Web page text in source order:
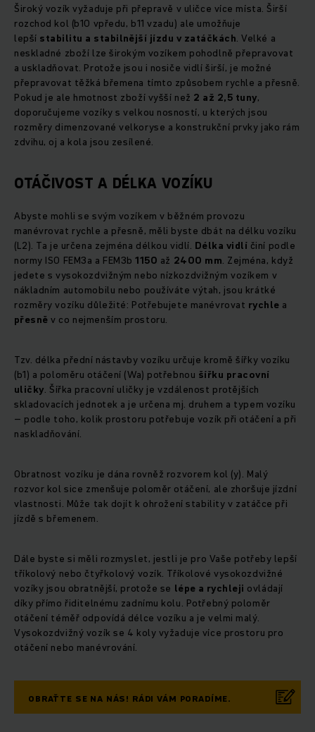
Široký vozík vyžaduje při přepravě v uličce více místa. Širší
rozchod kol (b10 vpředu, b11 vzadu) ale umožňuje
lepší stabilitu a stabilnější jízdu v zatáčkách. Velké a
neskladné zboží lze širokým vozíkem pohodlně přepravovat
a uskladňovat. Protože jsou i nosiče vidlí širší, je možné
přepravovat těžká břemena tímto způsobem rychle a přesně.
Pokud je ale hmotnost zboží vyšší než 2 až 2,5 tuny,
doporučujeme vozíky s velkou nosností, u kterých jsou
rozměry dimenzované velkoryse a konstrukční prvky jako rám
zdvihu, oj a kola jsou zesílené.
OTÁČIVOST A DÉLKA VOZÍKU
Abyste mohli se svým vozíkem v běžném provozu
manévrovat rychle a přesně, měli byste dbát na délku vozíku
(L2). Ta je určena zejména délkou vidlí. Délka vidlí činí podle
normy ISO FEM3a a FEM3b1150 až 2400 mm. Zejména, když
jedete s vysokozdvižným nebo nízkozdvižným vozíkem v
nákladním automobilu nebo používáte výtah, jsou krátké
rozměry vozíku důležité: Potřebujete manévrovat rychle a
přesněv co nejmenším prostoru.
Tzv. délka přední nástavby vozíku určuje kromě šířky vozíku
(b1) a poloměru otáčení (Wa) potřebnou šířku pracovní
uličky. Šířka pracovní uličky je vzdálenost protějších
skladovacích jednotek a je určena mj. druhem a typem vozíku
– podle toho, kolik prostoru potřebuje vozík při otáčení a při
naskladňování.
Obratnost vozíku je dána rovněž rozvorem kol (y). Malý
rozvor kol sice zmenšuje poloměr otáčení, ale zhoršuje jízdní
vlastnosti. Může tak dojít k ohrožení stability v zatáčce při
jízdě s břemenem.
Dále byste si měli rozmyslet, jestli je pro Vaše potřeby lepší
tříkolový nebo čtyřkolový vozík. Tříkolové vysokozdvižné
vozíky jsou obratnější, protože se lépe a rychleji ovládají
díky přímo řiditelnému zadnímu kolu. Potřebný poloměr
otáčení téměř odpovídá délce vozíku a je velmi malý.
Vysokozdvižný vozík se 4 koly vyžaduje více prostoru pro
otáčení nebo manévrování.
OBRAŤTE SE NA NÁS! RÁDI VÁM PORADÍME.